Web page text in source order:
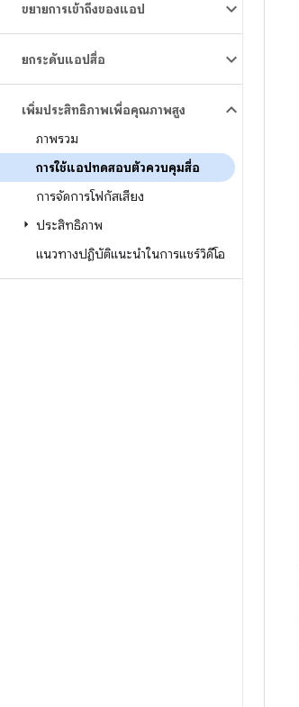
ขยายการเข้าถึงของแอป
ยกระดับแอปสื่อ
เพิ่มประสิทธิภาพเพื่อคุณภาพสูง
ภาพรวม
การใช้แอปทดสอบตัวควบคุมสื่อ
การจัดการโฟกัสเสียง
ประสิทธิภาพ
แนวทางปฏิบัติแนะนำในการแชร์วิดีโอ